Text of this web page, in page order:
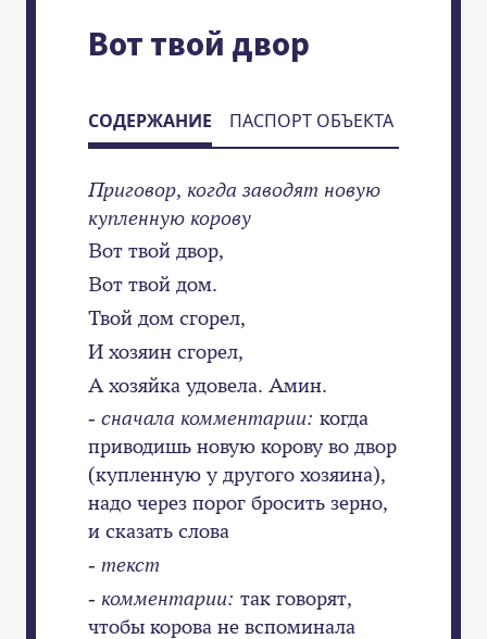
Вот твой двор
СОДЕРЖАНИЕ ПАСПОРТ ОБЪЕКТА
Приговор, когда заводят новую
купленную корову
Вот твой двор,
Вот твой дом.
Твой дом сгорел,
И хозяин сгорел,
А хозяйка удовела. Амин.
- сначала комментарии: когда
приводишь новую корову во двор
(купленную у другого хозяина),
надо через порог бросить зерно,
и сказать слова
- текст
- комментарии: так говорят,
чтобы корова не вспоминала